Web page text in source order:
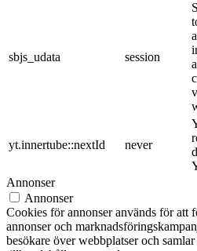
sbjs_udata session
yt.innertube::nextId never
Annonser
Annonser
Cookies för annonser används för att
annonser och
besökare över webbplatser och